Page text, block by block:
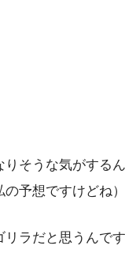
そうな気がする
予想ですけどね）
ラだと思うんで